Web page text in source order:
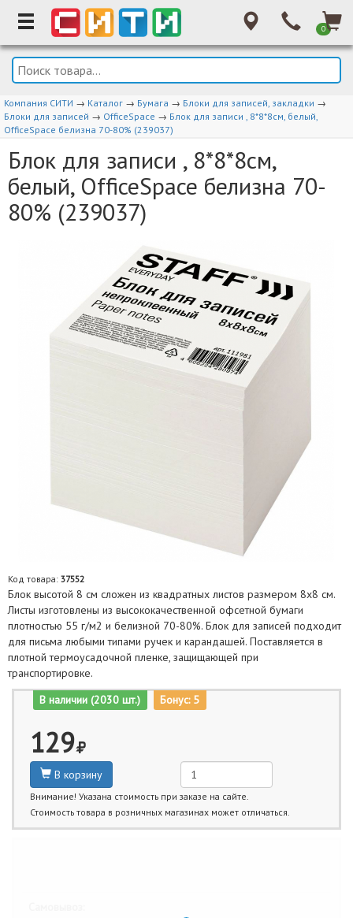
0
Компания СИТИ → Каталог → Бумага → Блоки для записей, закладки →
Блоки для записей → OfficeSpace → Блок для записи , 8*8*8см, белый,
OfficeSpace белизна 70-80% (239037)
Блок для записи , 8*8*8см,
белый, OfficeSpace белизна 70-
80% (239037)
Код товара: 37552
Блок высотой 8 см сложен из квадратных листов размером 8х8 см.
Листы изготовлены из высококачественной офсетной бумаги
плотностью 55 г/м2 и белизной 70-80%. Блок для записей подходит
для письма любыми типами ручек и карандашей. Поставляется в
плотной термоусадочной пленке, защищающей при
транспортировке.
В наличии (2030 шт.)
Бонус: 5
129
В корзину
Внимание! Указана стоимость при заказе на сайте.
Стоимость товара в розничных магазинах может отличаться.